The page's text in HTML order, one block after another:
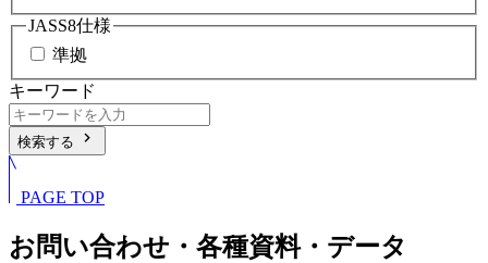
JASS8仕様
準拠
キーワード
検索する chevron_right
PAGE TOP
お問い合わせ・各種資料・データ